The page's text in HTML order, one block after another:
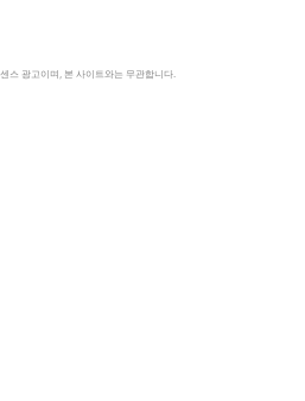
스 광고이며, 본 사이트와는 무관합니다.